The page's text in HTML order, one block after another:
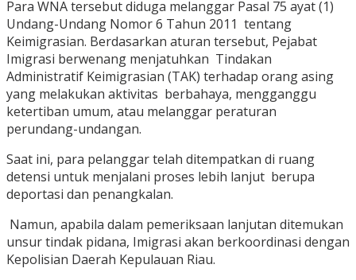
Para WNA tersebut diduga melanggar Pasal 75 ayat (1)
Undang-Undang Nomor 6 Tahun 2011 tentang
Keimigrasian. Berdasarkan aturan tersebut, Pejabat
Imigrasi berwenang menjatuhkan Tindakan
Administratif Keimigrasian (TAK) terhadap orang asing
yang melakukan aktivitas berbahaya, mengganggu
ketertiban umum, atau melanggar peraturan
perundang-undangan.
Saat ini, para pelanggar telah ditempatkan di ruang
detensi untuk menjalani proses lebih lanjut berupa
deportasi dan penangkalan.
Namun, apabila dalam pemeriksaan lanjutan ditemukan
unsur tindak pidana, Imigrasi akan berkoordinasi dengan
Kepolisian Daerah Kepulauan Riau.